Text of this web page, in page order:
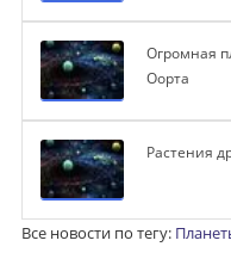
Огромная
Оорта
Растения
Все новости по тегу: